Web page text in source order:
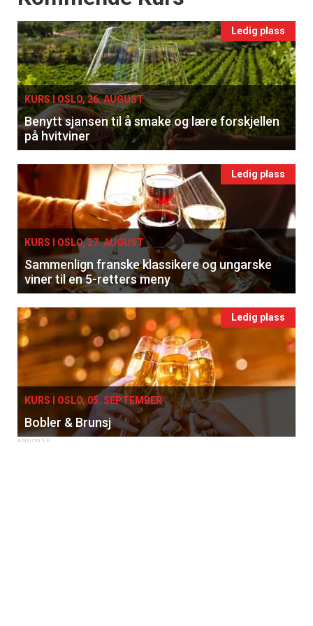
Ledig plass
KURS I OSLO, 26. AUGUST
Benytt sjansen til å smake og lære forskjellen
på hvitviner
Ledig plass
KURS I OSLO, 27. AUGUST
Sammenlign franske klassikere og ungarske
viner til en 5-retters meny
Ledig plass
KURS I OSLO, 05. SEPTEMBER
Bobler & Brunsj